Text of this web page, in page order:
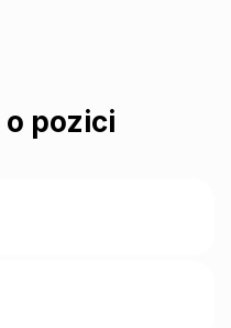
o pozici